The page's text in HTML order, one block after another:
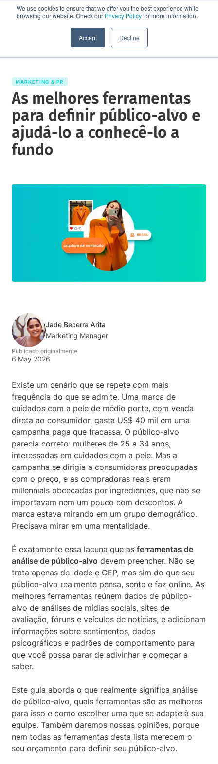
We use cookies to ensure that we offer you the best experience while
browsing our website. Check our Privacy Policyfor more information.
Accept Decline
Solicite uma demo
MARKETING & PR
As melhores ferramentas
para definir público-alvo e
ajudá-lo a conhecê-lo a
fundo
Jade Becerra Arita
Marketing Manager
Publicado originalmente
6 May 2026
Existe um cenário que se repete com mais
frequência do que se admite. Uma marca de
cuidados com a pele de médio porte, com venda
direta ao consumidor, gasta US$ 40 mil em uma
campanha paga que fracassa. O público-alvo
parecia correto: mulheres de 25 a 34 anos,
interessadas em cuidados com a pele. Mas a
campanha se dirigia a consumidoras preocupadas
com o preço, e as compradoras reais eram
millennials obcecadas por ingredientes, que não se
importavam nem um pouco com descontos. A
marca estava mirando em um grupo demográfico.
Precisava mirar em uma mentalidade.
É exatamente essa lacuna que as ferramentas de
análise de público-alvo devem preencher. Não se
trata apenas de idade e CEP, mas sim do que seu
público-alvo realmente pensa, sente e faz online. As
melhores ferramentas reúnem dados de público-
alvo de análises de mídias sociais, sites de
avaliação, fóruns e veículos de notícias, e adicionam
informações sobre sentimentos, dados
psicográficos e padrões de comportamento para
que você possa parar de adivinhar e começar a
saber.
Este guia aborda o que realmente significa análise
de público-alvo, quais ferramentas são as melhores
para isso e como escolher uma que se adapte à sua
equipe. Também daremos nossas opiniões, porque
nem todas as ferramentas desta lista merecem o
seu orçamento para definir seu público-alvo.